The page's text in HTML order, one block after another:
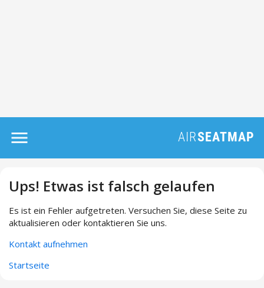
Ups! Etwas ist falsch gelaufen
Es ist ein Fehler aufgetreten. Versuchen Sie, diese Seite zu
aktualisieren oder kontaktieren Sie uns.
Kontakt aufnehmen
Startseite